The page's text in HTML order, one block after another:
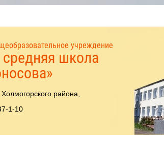
учреждение
школа
района,
1-10